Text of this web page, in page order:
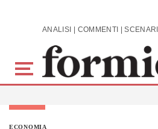
Skip to main content
ECONOMIA